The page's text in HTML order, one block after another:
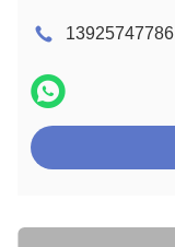
13925747786